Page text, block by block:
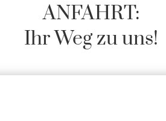
ANFAHRT:
Ihr Weg zu uns!